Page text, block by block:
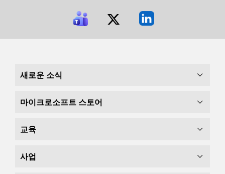
새로운 소식
마이크로소프트 스토어
교육
사업